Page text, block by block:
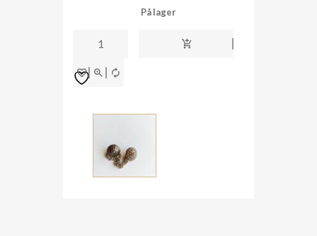
På lager
Sølvfarget
tinnknapp
lenke